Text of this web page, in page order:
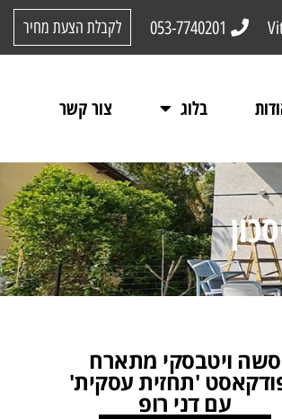
053-7740201 לקבלת הצעת מחיר
בלוג צור קשר
סשה ויטבסקי מתארח
'תחזית עסקית'
עם דני רופ